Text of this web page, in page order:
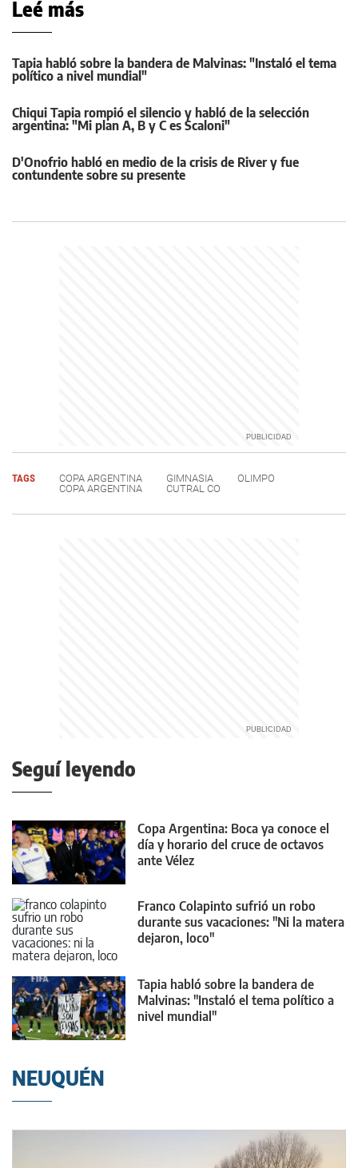
Leé más
Tapia habló sobre la bandera de Malvinas: "Instaló el tema
político a nivel mundial"
Chiqui Tapia rompió el silencio y habló de la selección
argentina: "Mi plan A, B y C es Scaloni"
D'Onofrio habló en medio de la crisis de River y fue
contundente sobre su presente
TAGS COPA ARGENTINA GIMNASIA
OLIMPO
COPA ARGENTINA
CUTRAL CO
Seguí leyendo
Copa Argentina: Boca ya conoce el
día y horario del cruce de octavos
ante Vélez
Franco Colapinto sufrió un robo
durante sus vacaciones: "Ni la matera
dejaron, loco"
Tapia habló sobre la bandera de
Malvinas: "Instaló el tema político a
nivel mundial"
NEUQUÉN